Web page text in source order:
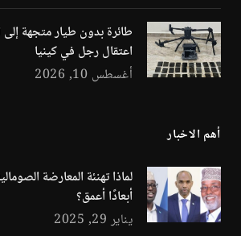
طائرة بدون طيار متجهة
اعتقال رجل في كينيا
أغسطس 10, 2026
أهم الاخبار
لماذا تهنئة المعارضة
أبعادًا أعمق؟
يناير 29, 2025